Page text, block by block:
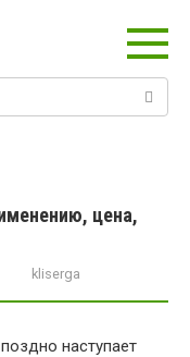
цена,
kliserga
наступает